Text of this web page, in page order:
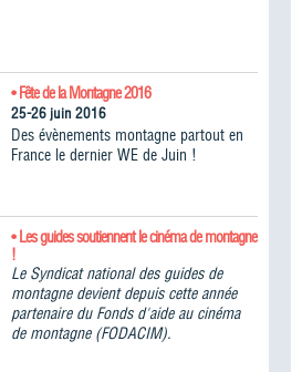
• Fête de la Montagne 2016
25-26 juin 2016
Des évènements montagne partout en
France le dernier WE de Juin !
• Les guides soutiennent le cinéma de montagne
!
Le Syndicat national des guides de
montagne devient depuis cette année
partenaire du Fonds d'aide au cinéma
de montagne (FODACIM).